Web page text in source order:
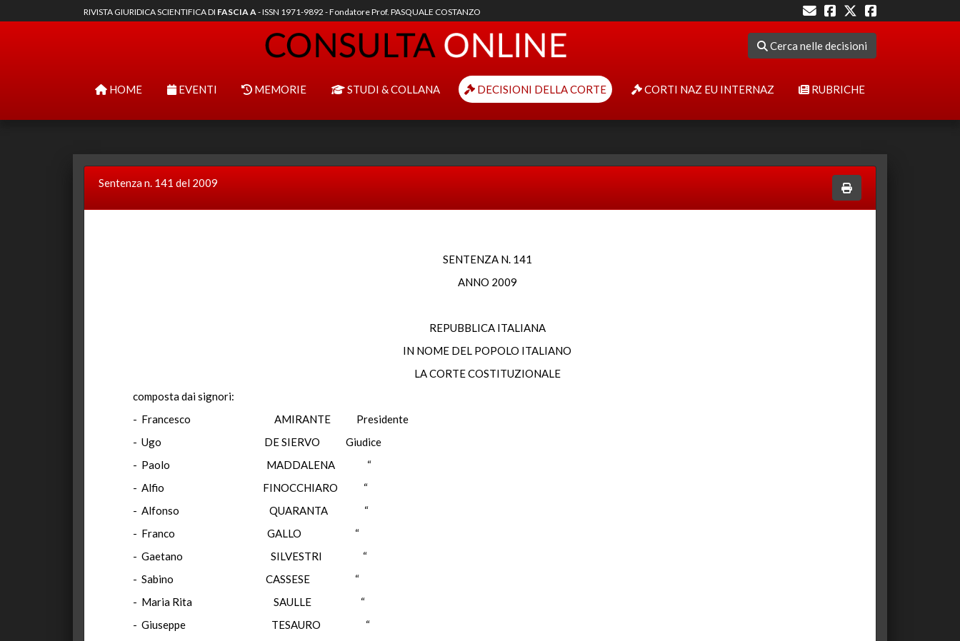
RIVISTA GIURIDICA SCIENTIFICA DI FASCIA A- ISSN 1971-9892 - Fondatore Prof. PASQUALE COSTANZO
Cerca nelle decisioni
HOME EVENTI MEMORIE STUDI & COLLANA DECISIONI DELLA CORTE CORTI NAZ EU INTERNAZ RUBRICHE
Sentenza n. 141 del 2009
SENTENZA N. 141
ANNO 2009
REPUBBLICA ITALIANA
IN NOME DEL POPOLO ITALIANO
LA CORTE COSTITUZIONALE
composta dai signori:
- Francesco AMIRANTE Presidente
- Ugo DE SIERVO Giudice
- Paolo MADDALENA “
- Alfio FINOCCHIARO “
- Alfonso QUARANTA “
- Franco GALLO “
- Gaetano SILVESTRI “
- Sabino CASSESE “
- Maria Rita SAULLE “
- Giuseppe TESAURO “